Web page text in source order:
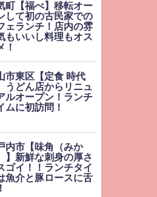
町【福べ】移転オー
して初の古民家での
ェランチ！店内の雰
もいいし料理もオス
！
市東区【定食 時代
うどん店からリニュ
ルオープン！ランチ
ムに初訪問！
内市【味角（みか
】新鮮な刺身の厚さ
ゴイ！！ランチタイ
魚介と豚ロースに舌